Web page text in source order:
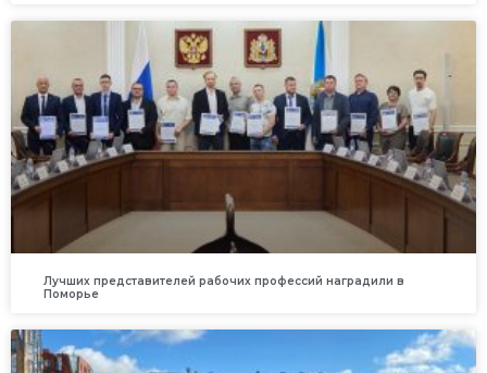
Лучших представителей рабочих профессий наградили в
Поморье